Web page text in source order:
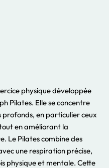
physique développée
Pilates. Elle se concentre
profonds, en particulier ceux
en améliorant la
Le Pilates combine des
une respiration précise,
physique et mentale. Cette